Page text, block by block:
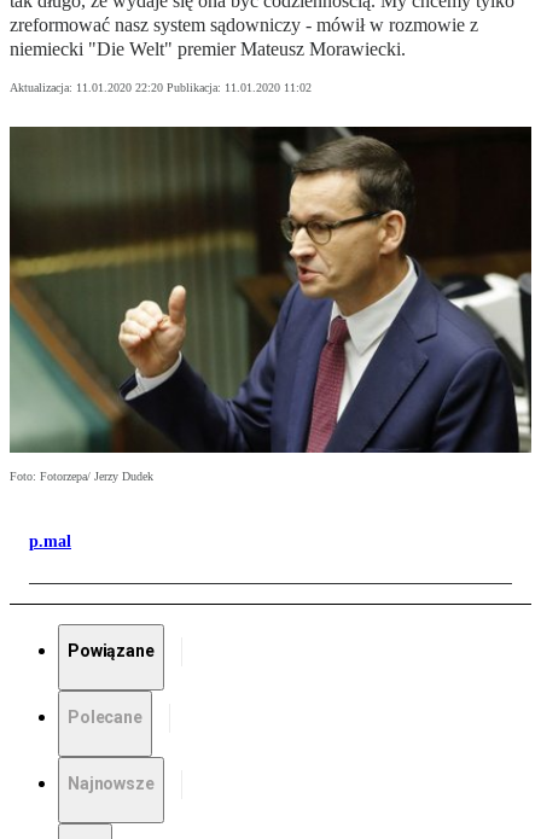
zreformować nasz system sądowniczy - mówił w rozmowie z
niemiecki "Die Welt" premier Mateusz Morawiecki.
Aktualizacja: 11.01.2020 22:20 Publikacja: 11.01.2020 11:02
Foto: Fotorzepa/ Jerzy Dudek
p.mal
Powiązane
Polecane
Najnowsze